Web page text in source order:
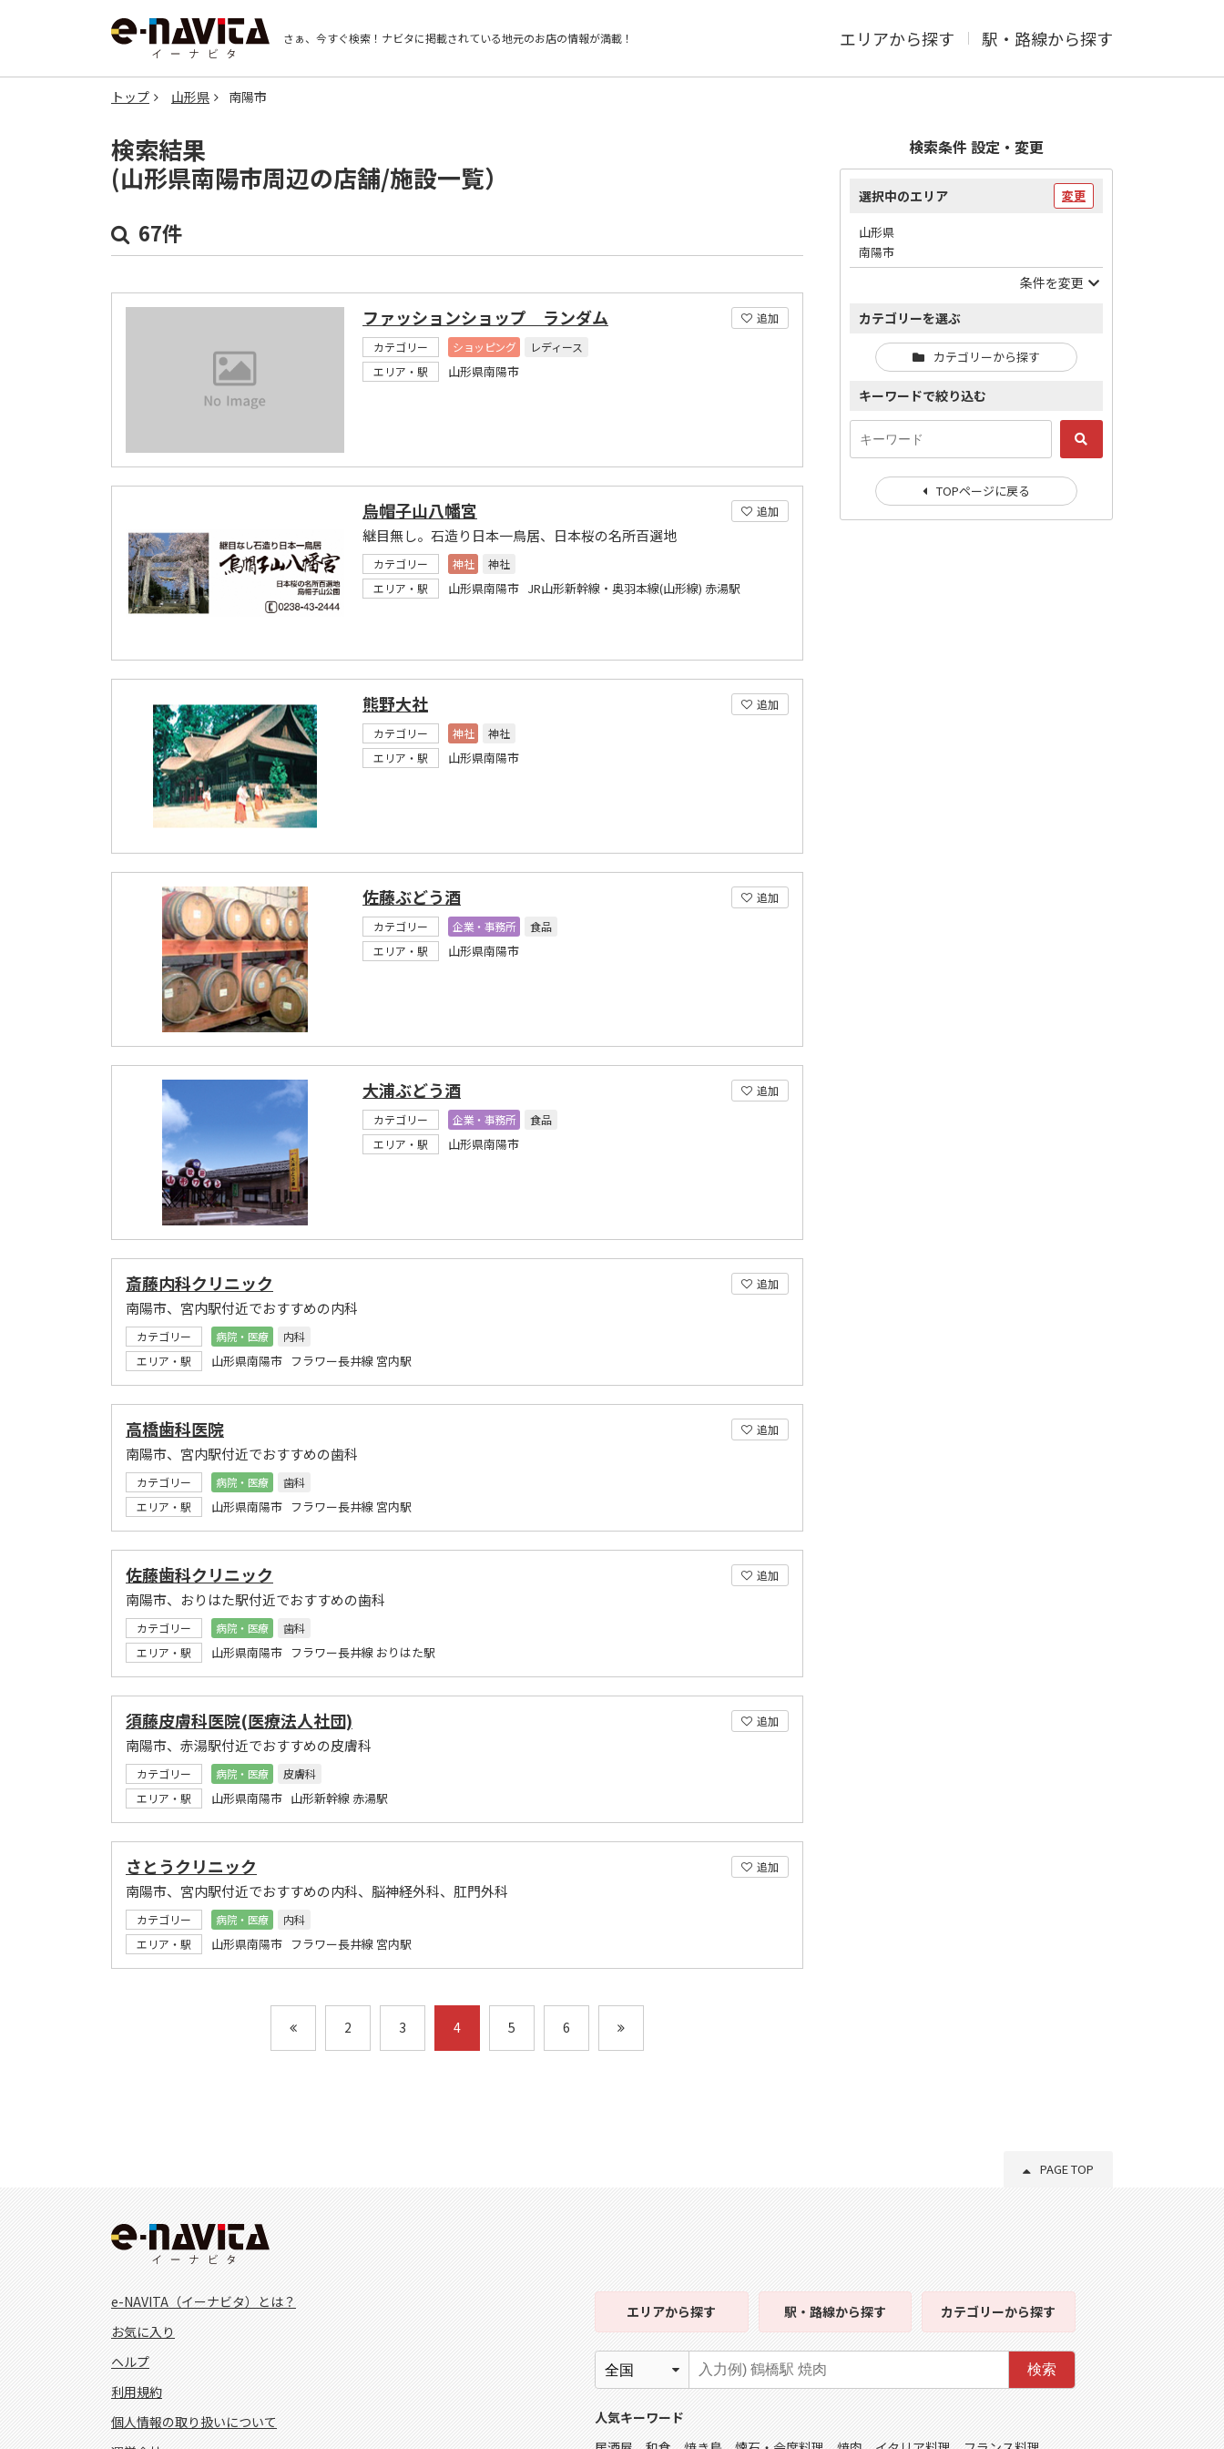
さぁ、今すぐ検索！ ナビタに掲載されている地元のお店の情報が満載！ エリアから探す 駅・路線から探す
トップ 山形県 南陽市
検索結果
(山形県南陽市周辺の店舗/施設一覧）
67件
追加
ファッションショップ ランダム
カテゴリー ショッピング
レディース
エリア・駅
山形県南陽市
追加
烏帽子山八幡宮
継目無し。石造り日本一鳥居、日本桜の名所百選地
カテゴリー 神社
神社
エリア・駅
山形県南陽市 JR山形新幹線・奥羽本線(山形線) 赤湯駅
追加
熊野大社
カテゴリー 神社
神社
エリア・駅
山形県南陽市
追加
佐藤ぶどう酒
カテゴリー 企業・事務所
食品
エリア・駅
山形県南陽市
追加
大浦ぶどう酒
カテゴリー 企業・事務所
食品
エリア・駅
山形県南陽市
追加
斎藤内科クリニック
南陽市、宮内駅付近でおすすめの内科
カテゴリー 病院・医療
内科
エリア・駅
山形県南陽市 フラワー長井線 宮内駅
追加
高橋歯科医院
南陽市、宮内駅付近でおすすめの歯科
カテゴリー 病院・医療
歯科
エリア・駅
山形県南陽市 フラワー長井線 宮内駅
追加
佐藤歯科クリニック
南陽市、おりはた駅付近でおすすめの歯科
カテゴリー 病院・医療
歯科
エリア・駅
山形県南陽市 フラワー長井線 おりはた駅
追加
須藤皮膚科医院(医療法人社団)
南陽市、赤湯駅付近でおすすめの皮膚科
カテゴリー 病院・医療
皮膚科
エリア・駅
山形県南陽市 山形新幹線 赤湯駅
追加
さとうクリニック
南陽市、宮内駅付近でおすすめの内科、脳神経外科、肛門外科
カテゴリー 病院・医療
内科
エリア・駅
山形県南陽市 フラワー長井線 宮内駅
2 3 4 5 6
検索条件 設定・変更
選択中のエリア 変更
山形県
南陽市
条件を変更
カテゴリーを選ぶ
カテゴリーから探す
キーワードで絞り込む
TOPページに戻る
PAGE TOP
e-NAVITA（イーナビタ）とは？
お気に入り
ヘルプ
利用規約
個人情報の取り扱いについて
エリアから探す 駅・路線から探す カテゴリーから探す
検索
人気キーワード